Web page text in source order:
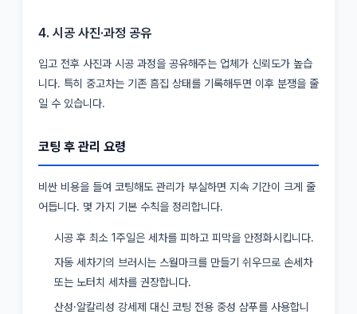
4. 시공 사진·과정 공유
입고 전후 사진과 시공 과정을 공유해주는 업체가 신뢰도가 높습
니다. 특히 중고차는 기존 흠집 상태를 기록해두면 이후 분쟁을 줄
일 수 있습니다.
코팅 후 관리 요령
비싼 비용을 들여 코팅해도 관리가 부실하면 지속 기간이 크게 줄
어듭니다. 몇 가지 기본 수칙을 정리합니다.
시공 후 최소 1주일은 세차를 피하고 피막을 안정화시킵니다.
자동 세차기의 브러시는 스월마크를 만들기 쉬우므로 손세차
또는 노터치 세차를 권장합니다.
산성·알칼리성 강세제 대신 코팅 전용 중성 샴푸를 사용합니